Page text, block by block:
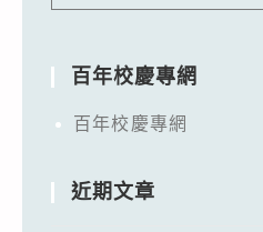
百年校慶專網
百年校慶專網
近期文章